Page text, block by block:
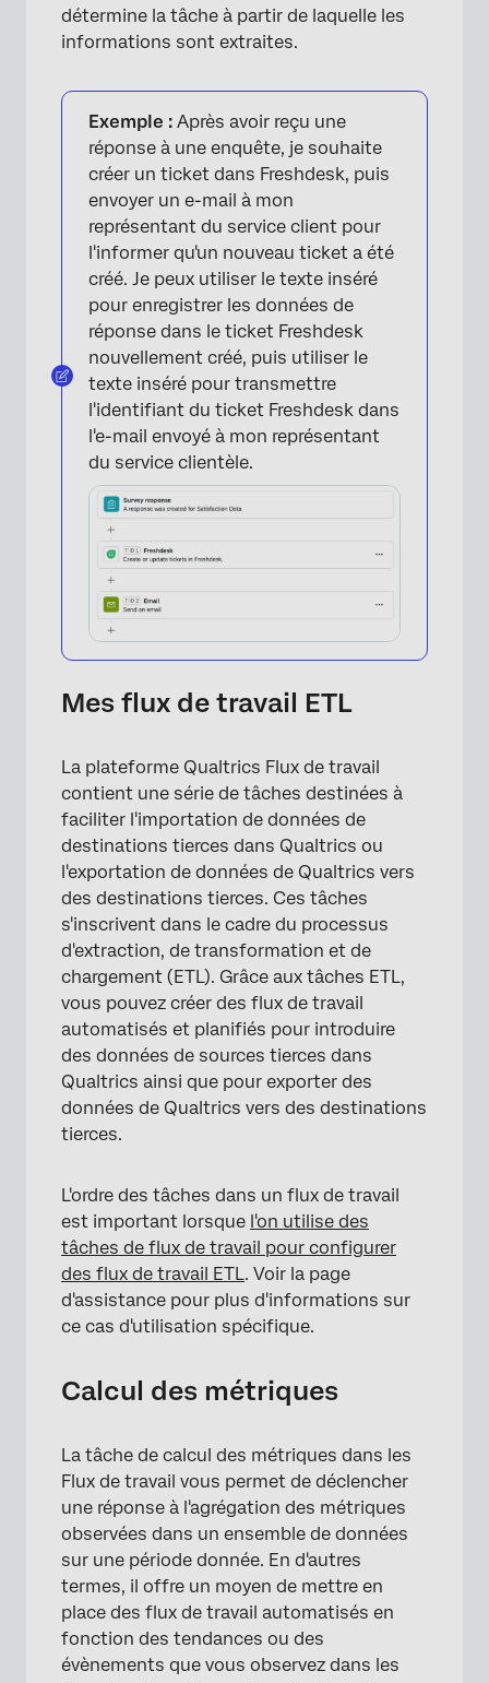
détermine la tâche à partir de laquelle les
informations sont extraites.
Exemple : Après avoir reçu une
réponse à une enquête, je souhaite
créer un ticket dans Freshdesk, puis
envoyer un e-mail à mon
représentant du service client pour
l'informer qu'un nouveau ticket a été
créé. Je peux utiliser le texte inséré
pour enregistrer les données de
réponse dans le ticket Freshdesk
nouvellement créé, puis utiliser le
texte inséré pour transmettre
l'identifiant du ticket Freshdesk dans
l'e-mail envoyé à mon représentant
du service clientèle.
×
Mes flux de travail ETL
La plateforme Qualtrics Flux de travail
contient une série de tâches destinées à
faciliter l'importation de données de
destinations tierces dans Qualtrics ou
l'exportation de données de Qualtrics vers
des destinations tierces. Ces tâches
s'inscrivent dans le cadre du processus
d'extraction, de transformation et de
chargement (ETL). Grâce aux tâches ETL,
vous pouvez créer des flux de travail
automatisés et planifiés pour introduire
des données de sources tierces dans
Qualtrics ainsi que pour exporter des
données de Qualtrics vers des destinations
tierces.
L'ordre des tâches dans un flux de travail
est important lorsque l'on utilise des
tâches de flux de travail pour configurer
des flux de travail ETL. Voir la page
d'assistance pour plus d'informations sur
ce cas d'utilisation spécifique.
Calcul des métriques
La tâche de calcul des métriques dans les
Flux de travail vous permet de déclencher
une réponse à l'agrégation des métriques
observées dans un ensemble de données
sur une période donnée. En d'autres
termes, il offre un moyen de mettre en
place des flux de travail automatisés en
fonction des tendances ou des
évènements que vous observez dans les